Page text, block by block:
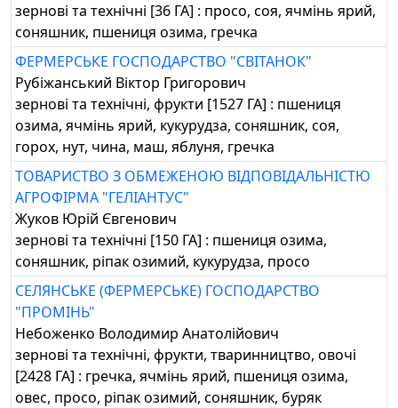
зернові та технічні [36 ГА] : просо, соя, ячмінь ярий,
соняшник, пшениця озима, гречка
ФЕРМЕРСЬКЕ ГОСПОДАРСТВО "СВІТАНОК"
Рубіжанський Віктор Григорович
зернові та технічні, фрукти [1527 ГА] : пшениця
озима, ячмінь ярий, кукурудза, соняшник, соя,
горох, нут, чина, маш, яблуня, гречка
ТОВАРИСТВО З ОБМЕЖЕНОЮ ВІДПОВІДАЛЬНІСТЮ
АГРОФІРМА "ГЕЛІАНТУС"
Жуков Юрій Євгенович
зернові та технічні [150 ГА] : пшениця озима,
соняшник, ріпак озимий, кукурудза, просо
СЕЛЯНСЬКЕ (ФЕРМЕРСЬКЕ) ГОСПОДАРСТВО
"ПРОМІНЬ"
Небоженко Володимир Анатолійович
зернові та технічні, фрукти, тваринництво, овочі
[2428 ГА] : гречка, ячмінь ярий, пшениця озима,
овес, просо, ріпак озимий, соняшник, буряк